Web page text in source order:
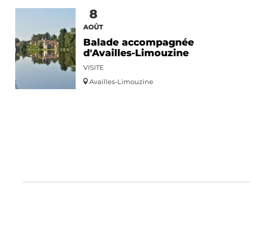
8
AOÛT
Balade accompagnée
d'Availles-Limouzine
VISITE
Availles-Limouzine